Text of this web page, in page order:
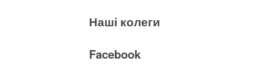
Наші колеги
Facebook